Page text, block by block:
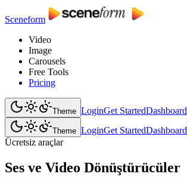
Sceneform
Video
Image
Carousels
Free Tools
Pricing
Theme LoginGet StartedDashboard
Theme LoginGet StartedDashboard
Ücretsiz araçlar
Ses ve Video Dönüştürücüler